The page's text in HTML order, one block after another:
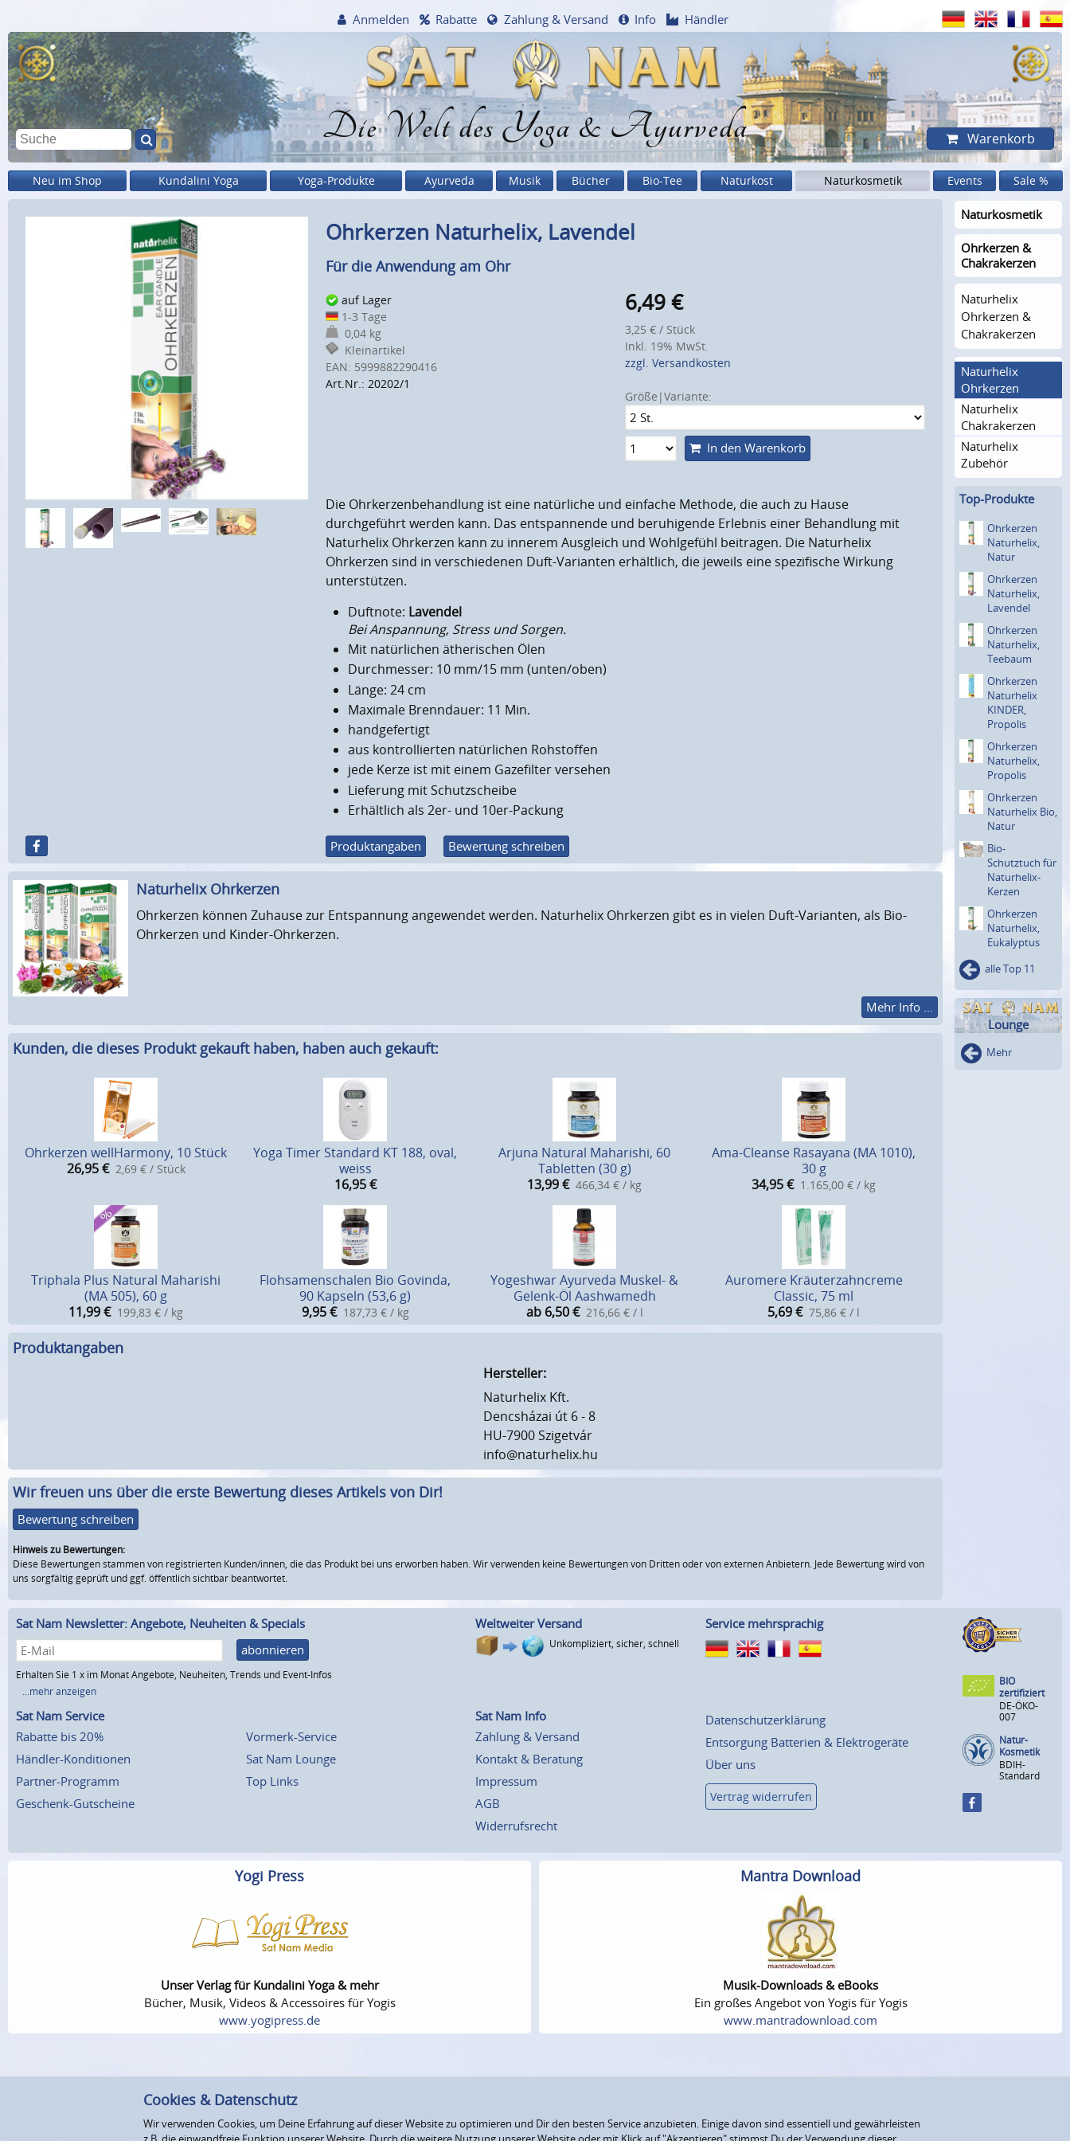
Die Welt des Yoga & Ayurveda
Anmelden Rabatte Zahlung & Versand Info Händler
Warenkorb
Neu im Shop Kundalini Yoga Yoga-Produkte Ayurveda Musik Bücher Bio-Tee Naturkost Naturkosmetik Events Sale %
Ohrkerzen Naturhelix, Lavendel
Für die Anwendung am Ohr
auf Lager
1-3 Tage
0,04 kg
Kleinartikel
EAN: 5999882290416
Art.Nr.: 20202/1
6,49€
3,25 € / Stück
Inkl. 19% MwSt.
zzgl. Versandkosten
Größe|Variante:
In den Warenkorb
Die Ohrkerzenbehandlung ist eine natürliche und einfache Methode, die auch zu Hause
durchgeführt werden kann. Das entspannende und beruhigende Erlebnis einer Behandlung mit
Naturhelix Ohrkerzen kann zu innerem Ausgleich und Wohlgefühl beitragen. Die Naturhelix
Ohrkerzen sind in verschiedenen Duft-Varianten erhältlich, die jeweils eine spezifische Wirkung
unterstützen.
Duftnote: Lavendel
Bei Anspannung, Stress und Sorgen.
Mit natürlichen ätherischen Ölen
Durchmesser: 10 mm/15 mm (unten/oben)
Länge: 24 cm
Maximale Brenndauer: 11 Min.
handgefertigt
aus kontrollierten natürlichen Rohstoffen
jede Kerze ist mit einem Gazefilter versehen
Lieferung mit Schutzscheibe
Erhältlich als 2er- und 10er-Packung
Produktangaben Bewertung schreiben
Naturhelix Ohrkerzen
Ohrkerzen können Zuhause zur Entspannung angewendet werden. Naturhelix Ohrkerzen gibt es in vielen Duft-Varianten, als Bio-
Ohrkerzen und Kinder-Ohrkerzen.
Mehr Info ...
Kunden, die dieses Produkt gekauft haben, haben auch gekauft:
Ohrkerzen wellHarmony, 10 Stück
26,95 € 2,69 € / Stück
Yoga Timer Standard KT 188, oval,
weiss
16,95 €
Arjuna Natural Maharishi, 60
Tabletten (30 g)
13,99€ 466,34 € / kg
Ama-Cleanse Rasayana (MA 1010),
30 g
34,95€ 1.165,00 € / kg
Triphala Plus Natural Maharishi
(MA 505), 60 g
11,99€ 199,83 € / kg
Flohsamenschalen Bio Govinda,
90 Kapseln (53,6 g)
9,95 € 187,73 € / kg
Yogeshwar Ayurveda Muskel- &
Gelenk-Öl Aashwamedh
ab 6,50 € 216,66 € / l
Auromere Kräuterzahncreme
Classic, 75 ml
5,69€ 75,86 € / l
Produktangaben
Hersteller:
Naturhelix Kft.
Dencsházai út 6 - 8
HU-7900 Szigetvár
info@naturhelix.hu
Wir freuen uns über die erste Bewertung dieses Artikels von Dir!
Bewertung schreiben
Hinweis zu Bewertungen:
Diese Bewertungen stammen von registrierten Kunden/innen, die das Produkt bei uns erworben haben. Wir verwenden keine Bewertungen von Dritten oder von externen Anbietern. Jede Bewertung wird von
uns sorgfältig geprüft und ggf. öffentlich sichtbar beantwortet.
Naturkosme­tik
Ohrkerzen &
Chakrakerzen
Naturhelix
Ohrkerzen &
Chakrakerzen
Naturhelix
Ohrkerzen
Naturhelix
Chakrakerzen
Naturhelix
Zubehör
Top-Produkte
Ohrkerzen
Naturhe­lix,
Natur
Ohrkerzen
Naturhe­lix,
Lavendel
Ohrkerzen
Naturhe­lix,
Teebaum
Ohrkerzen
Naturhelix
KINDER,
Propolis
Ohrkerzen
Naturhe­lix,
Propolis
Ohrkerzen
Naturhelix Bio,
Natur
Bio-
Schutztuch für
Naturhe­lix-
Kerzen
Ohrkerzen
Naturhe­lix,
Eukalyptus
alle Top 11
Lounge
Mehr
Sat Nam Newsletter: Angebote, Neuheiten & Specials
abonnieren
Erhalten Sie 1 x im Monat Angebote, Neuheiten, Trends und Event-Infos
...mehr anzeigen
Weltweiter Versand
Unkompliziert, sicher, schnell
Service mehrsprachig
Sat Nam Service
Rabatte bis 20%
Händler-Konditionen
Partner-Programm
Geschenk-Gutscheine
Vormerk-Service
Sat Nam Lounge
Top Links
Sat Nam Info
Zahlung & Versand
Kontakt & Beratung
Impressum
AGB
Widerrufsrecht
Datenschutzerklärung
Entsorgung Batterien & Elektrogeräte
Über uns
Vertrag widerrufen
BIO
zertifiziert
DE-ÖKO-
007
Natur-
Kosmetik
BDIH-
Standard
Yogi Press
Unser Verlag für Kundalini Yoga & mehr
Bücher, Musik, Videos & Accessoires für Yogis
www.yogipress.de
Mantra Download
Musik-Downloads & eBooks
Ein großes Angebot von Yogis für Yogis
www.mantradownload.com
Cookies & Datenschutz
Wir verwenden Cookies, um Deine Erfahrung auf dieser Website zu optimieren und Dir den besten Service anzubieten. Einige davon sind essentiell und gewährleisten